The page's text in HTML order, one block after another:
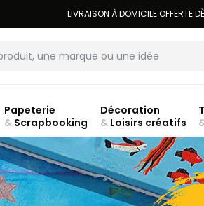
LIVRAISON À DOMICILE OFFERTE
Papeterie
&Scrapbooking
Décoration
&Loisirs créatifs